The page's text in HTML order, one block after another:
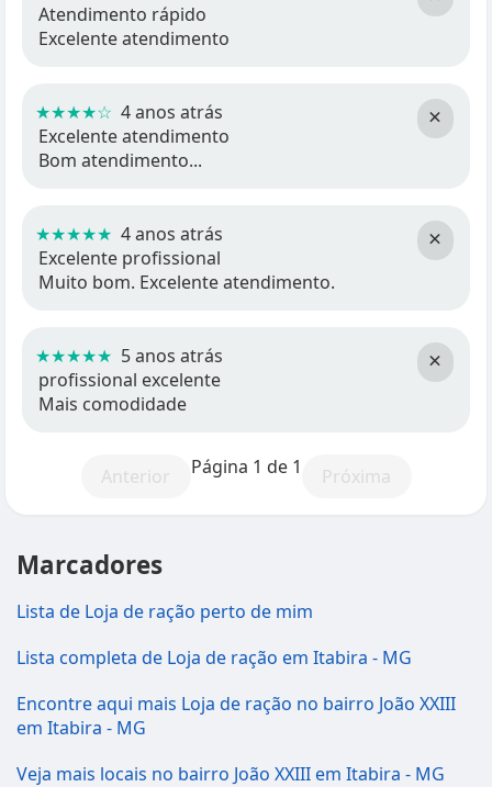
Atendimento rápido
Excelente atendimento
×
★★★★☆ 4 anos atrás
Excelente atendimento
Bom atendimento...
×
★★★★★ 4 anos atrás
Excelente profissional
Muito bom. Excelente atendimento.
×
★★★★★ 5 anos atrás
profissional excelente
Mais comodidade
Anterior Página 1 de 1 Próxima
Marcadores
Lista de Loja de ração perto de mim
Lista completa de Loja de ração em Itabira - MG
Encontre aqui mais Loja de ração no bairro João XXIII
em Itabira - MG
Veja mais locais no bairro João XXIII em Itabira - MG